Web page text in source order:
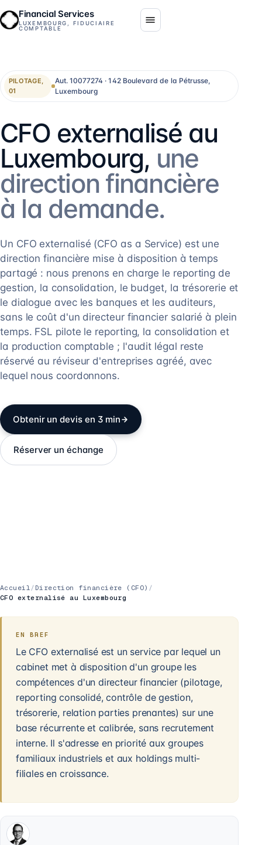
Financial Services
LUXEMBOURG, FIDUCIAIRE
COMPTABLE
PILOTAGE,
01
Aut. 10077274 · 142 Boulevard de la Pétrusse,
Luxembourg
CFO externalisé au
Luxembourg, une
direction financière
à la demande.
Un CFO externalisé (CFO as a Service) est une
direction financière mise à disposition à temps
partagé : nous prenons en charge le reporting de
gestion, la consolidation, le budget, la trésorerie et
le dialogue avec les banques et les auditeurs,
sans le coût d'un directeur financier salarié à plein
temps. FSL pilote le reporting, la consolidation et
la production comptable ; l'audit légal reste
réservé au réviseur d'entreprises agréé, avec
lequel nous coordonnons.
Obtenir un devis en 3 min
Réserver un échange
Accueil / Direction financière (CFO) /
CFO externalisé au Luxembourg
EN BREF
Le CFO externalisé est un service par lequel un
cabinet met à disposition d'un groupe les
compétences d'un directeur financier (pilotage,
reporting consolidé, contrôle de gestion,
trésorerie, relation parties prenantes) sur une
base récurrente et calibrée, sans recrutement
interne. Il s'adresse en priorité aux groupes
familiaux industriels et aux holdings multi-
filiales en croissance.